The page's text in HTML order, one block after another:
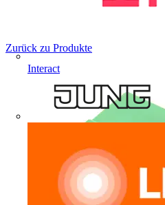
Interact
Zurück zu Produkte